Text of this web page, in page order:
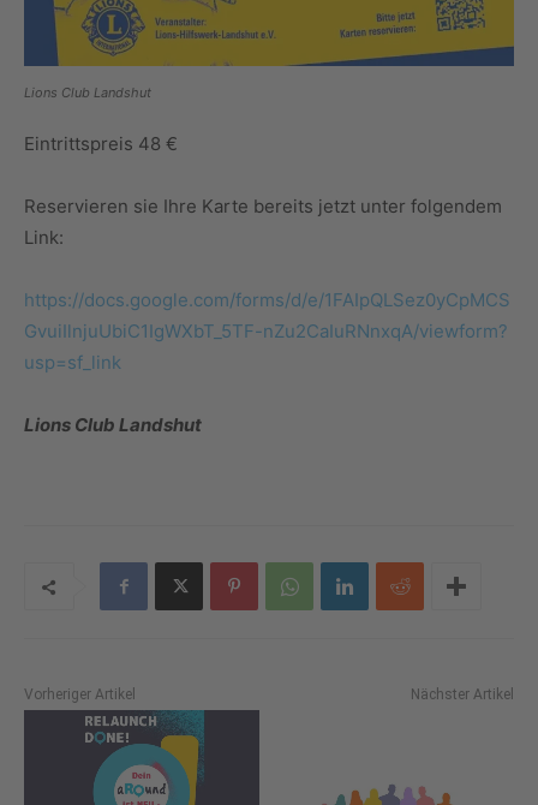
Lions Club Landshut
Eintrittspreis 48 €
Reservieren sie Ihre Karte bereits jetzt unter folgendem
Link:
https://docs.google.com/forms/d/e/1FAIpQLSez0yCpMCS
GvuiIlnjuUbiC1IgWXbT_5TF-nZu2CaIuRNnxqA/viewform?
usp=sf_link
Lions Club Landshut
Vorheriger Artikel Nächster Artikel